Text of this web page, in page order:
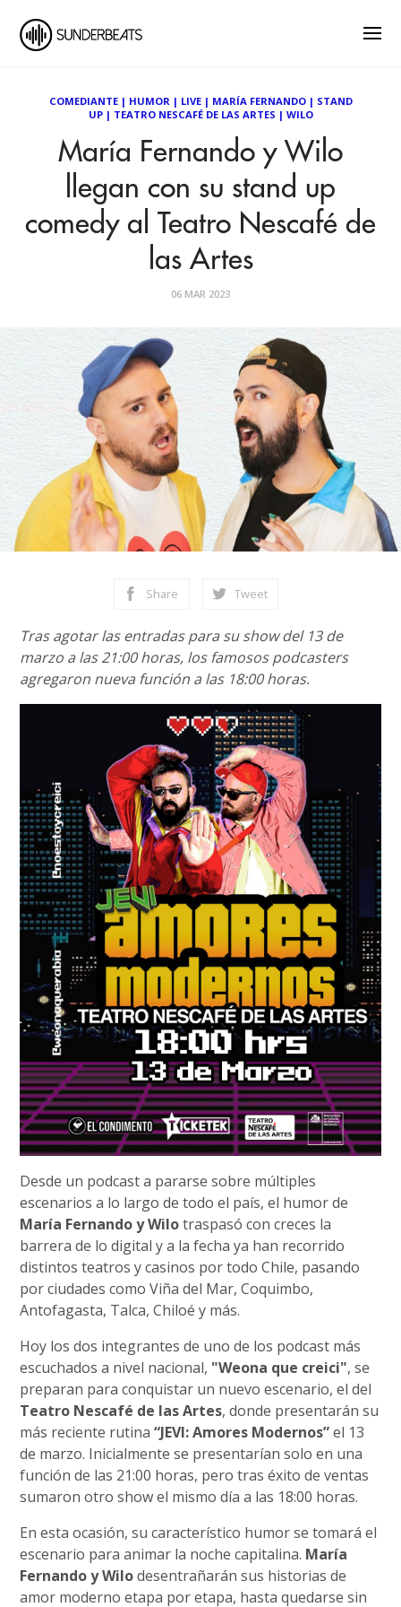
COMEDIANTE| HUMOR| LIVE| MARÍA FERNANDO| STAND
UP| TEATRO NESCAFÉ DE LAS ARTES | WILO
María Fernando y Wilo
llegan con su stand up
comedy al Teatro Nescafé de
las Artes
06 MAR 2023
Share Tweet
Tras agotar las entradas para su show del 13 de
marzo a las 21:00 horas, los famosos podcasters
agregaron nueva función a las 18:00 horas.
Desde un podcast a pararse sobre múltiples
escenarios a lo largo de todo el país, el humor de
María Fernando y Wilotraspasó con creces la
barrera de lo digital y a la fecha ya han recorrido
distintos teatros y casinos por todo Chile, pasando
por ciudades como Viña del Mar, Coquimbo,
Antofagasta, Talca, Chiloé y más.
Hoy los dos integrantes de uno de los podcast más
escuchados a nivel nacional, "Weona que creici", se
preparan para conquistar un nuevo escenario, el del
Teatro Nescafé de las Artes, donde presentarán su
más reciente rutina“JEVI: Amores Modernos”el 13
de marzo. Inicialmente se presentarían solo en una
función de las 21:00 horas, pero tras éxito de ventas
sumaron otro show el mismo día a las 18:00 horas.
En esta ocasión, su característico humor se tomará el
escenario para animar la noche capitalina. María
Fernando y Wilodesentrañarán sus historias de
amor moderno etapa por etapa, hasta quedarse sin